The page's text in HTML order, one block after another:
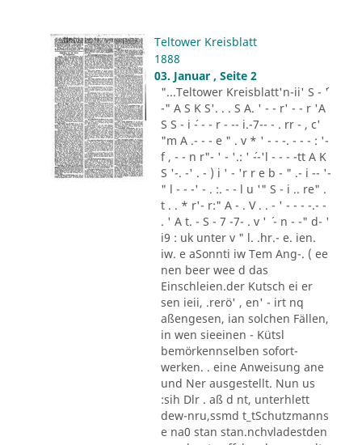
Teltower Kreisblatt
1888
03. Januar , Seite 2
"...Teltower Kreisblatt'n-ii' S - ´'
-" A S K S'. . . S A. ' - - r' - - r 'A
S S - i ´- - - r - -- i.-7-- - . rr - , c'
"m A .- - - e " . v * ' - - -. - - - : '-
f , - - n r"- ' - '.: ' ´--'l - - - -tt A K
S '-. -' . - ) i ' - 'r r e b - " .- i -- '-
" l - - -' - . :. - - l u '" S - i .. re" .
t . . * r'- r:" A - . V . . - ' - - - -.- -
. ' A t. - S - 7 -7- . v ' ´ - n - -" d- '
i9 : uk unter v " l. .hr.- e. ien.
iw. e aSonnti iw Tem Ang-. ( ee
nen beer wee d das
Einschleien.der Kutsch ei er
sen ieii, .rerö' , en' - irt nq
aßengesen, ian solchen Fällen,
in wen sieeinen - Kütsl
bemörkennselben sofort-
werken. . eine Anweisung ane
und Ner ausgestellt. Nun us
:sih Dlr . aß d nt, unterhlett
dew-nru,ssmd t_tSchutzmanns
e na0 stan stan.nchvladestden